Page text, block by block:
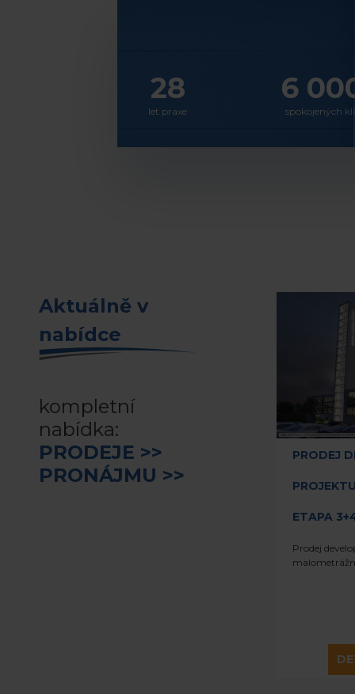
6
spokojených
28
let praxe
Aktuálně v
nabídce
kompletní
nabídka:
PRODEJE >>
PRONÁJMU >>
PRODEJ
ETAPA
Prodej